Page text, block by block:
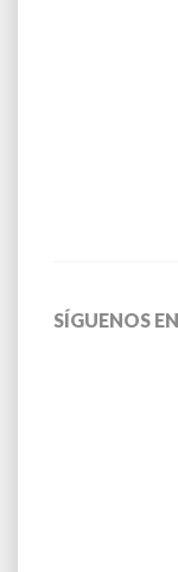
SÍGUENOS